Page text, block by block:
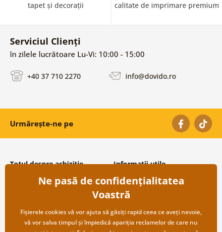
tapet și decorații calitate de imprimare premium
Serviciul Clienți
în zilele lucrătoare Lu-Vi: 10:00 - 15:00
+40 37 710 2270 info@dovido.ro
Urmărește-ne pe
Totul despre achiziție
Condiții și termeni generali
Protecția datelor personale
Transport și modalități de plată
Returnare
Informații utile
Despre noi
Întrebări frecvente
Contacte
Cooperare angro
Ne pasă de confidențialitatea
Voastră
Fișierele cookies vă vor ajuta să găsiți rapid ceea ce aveți nevoie,
vă vor salva timpul și împiedică apariția reclamelor de care nu